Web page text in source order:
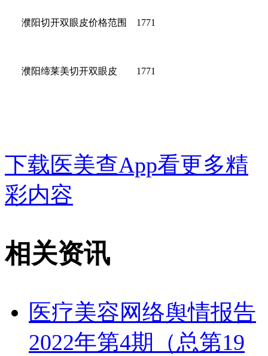
濮阳切开双眼皮价格范围 1771
濮阳缔莱美切开双眼皮 1771
下载医美查App看更多精
彩内容
相关资讯
医疗美容网络舆情报告
2022年第4期（总第19